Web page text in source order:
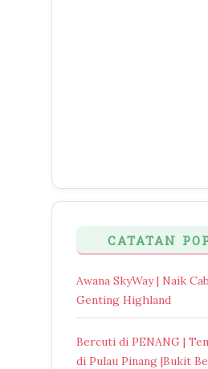
CATATAN
Awana SkyWay | Naik
Genting Highland
Bercuti di PENANG |
di Pulau Pinang |Bukit